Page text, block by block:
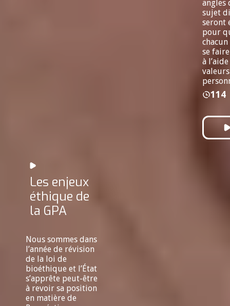
angles
sujet
seront
pour
se
à
valeurs
114
Les enjeux
éthique de
la GPA
Nous sommes dans
l’année de révision
de la loi de
bioéthique et l’État
s’apprête peut-être
à revoir sa position
en matière de